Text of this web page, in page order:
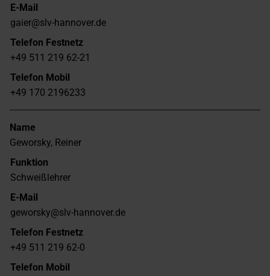
E-Mail
gaier@slv-hannover.de
Telefon Festnetz
+49 511 219 62-21
Telefon Mobil
+49 170 2196233
Name
Geworsky, Reiner
Funktion
Schweißlehrer
E-Mail
geworsky@slv-hannover.de
Telefon Festnetz
+49 511 219 62-0
Telefon Mobil